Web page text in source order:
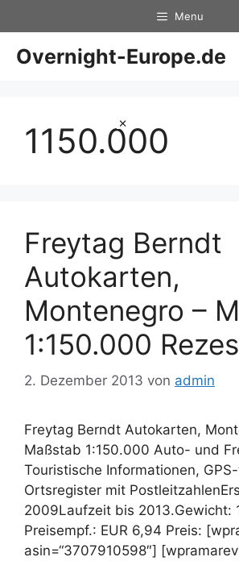
×
Inhalt
springen
Menu
Overnight-Europe.de
1150.000
Freytag Berndt
Autokarten,
Montenegro –
1:150.000
2. Dezember 2013 von admin
Freytag Berndt Autokarten,
Maßstab 1:150.000 Auto- und
Touristische Informationen,
Ortsregister mit
2009Laufzeit bis 2013.Gewicht:
Preisempf.: EUR 6,94 Preis:
asin=“3707910598″]